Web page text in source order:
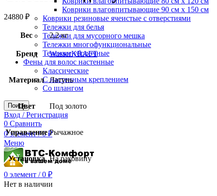
Коврики влаговпитывающие 90 см х 150 см
Коврики резиновые ячеистые с отверстиями
Тележки для белья
Тележки для мусорного мешка
Тележки многофункциональные
Тележки уборочные
Фены для волос настенные
Классические
С настенным креплением
Со шлангом
Поиск
Вход / Регистрация
0 Сравнить
0элемент / 0₽
Меню
0 элемент / 0 ₽
24880 ₽
Вес 2,2 кг
Бренд WasserKRAFT
Материал Латунь
Цвет Под золото
Управление Рычажное
Установка На раковину
Нет в наличии